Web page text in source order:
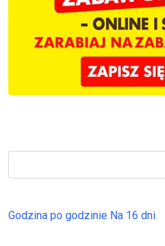
Godzina po godzinie Na 16 dni